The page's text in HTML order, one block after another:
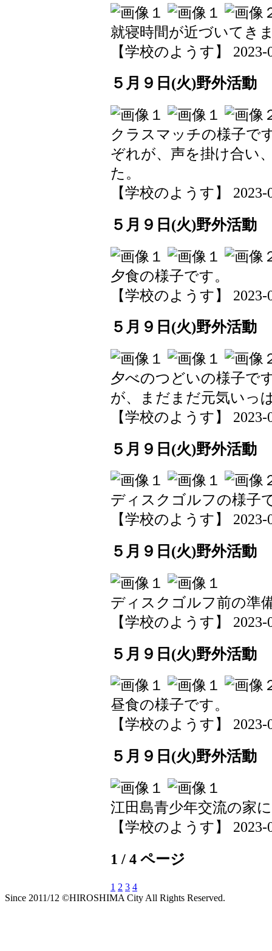
就寝時間が近づいてき
【学校のようす】 2023-
５月９日(火)野外活動
クラスマッチの様子で
ぞれが、声を掛け合い
た。
【学校のようす】 2023-
５月９日(火)野外活動
夕食の様子です。
【学校のようす】 2023-
５月９日(火)野外活動
夕べのつどいの様子で
が、まだまだ元気いっ
【学校のようす】 2023-
５月９日(火)野外活動
ディスクゴルフの様子
【学校のようす】 2023-
５月９日(火)野外活動
ディスクゴルフ前の準
【学校のようす】 2023-
５月９日(火)野外活動
昼食の様子です。
【学校のようす】 2023-
５月９日(火)野外活動
江田島青少年交流の家
【学校のようす】 2023-
1 / 4 ページ
1 2 3 4
Since 2011/12 ©HIROSHIMA City All Rights Reserved.